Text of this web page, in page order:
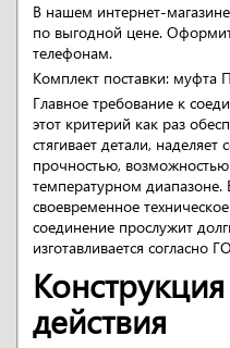
В нашем интернет-
по выгодной цене.
телефонам.
Комплект поставки: муфта
Главное требование к
этот критерий как раз
стягивает детали,
прочностью,
температурном диапазоне.
своевременное
соединение прослужит
изготавливается согласно
действия